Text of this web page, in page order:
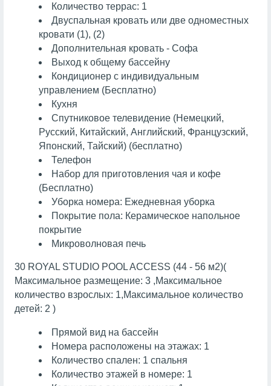
Количество террас: 1
Двуспальная кровать или две одноместных
кровати (1), (2)
Дополнительная кровать - Софа
Выход к общему бассейну
Кондиционер с индивидуальным
управлением (Бесплатно)
Кухня
Спутниковое телевидение (Немецкий,
Русский, Китайский, Английский, Французский,
Японский, Тайский) (бесплатно)
Телефон
Набор для приготовления чая и кофе
(Бесплатно)
Уборка номера: Ежедневная уборка
Покрытие пола: Керамическое напольное
покрытие
Микроволновая печь
30 ROYAL STUDIO POOL ACCESS (44 - 56 м2)(
Максимальное размещение: 3 ,Максимальное
количество взрослых: 1,Максимальное количество
детей: 2 )
Прямой вид на бассейн
Номера расположены на этажах: 1
Количество спален: 1 спальня
Количество этажей в номере: 1